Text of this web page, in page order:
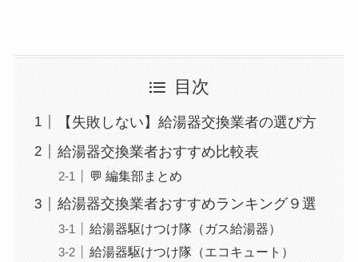
目次
【失敗しない】給湯器交換業者の選び方
給湯器交換業者おすすめ比較表
💬 編集部まとめ
給湯器交換業者おすすめランキング９選
給湯器駆けつけ隊（ガス給湯器）
給湯器駆けつけ隊（エコキュート）